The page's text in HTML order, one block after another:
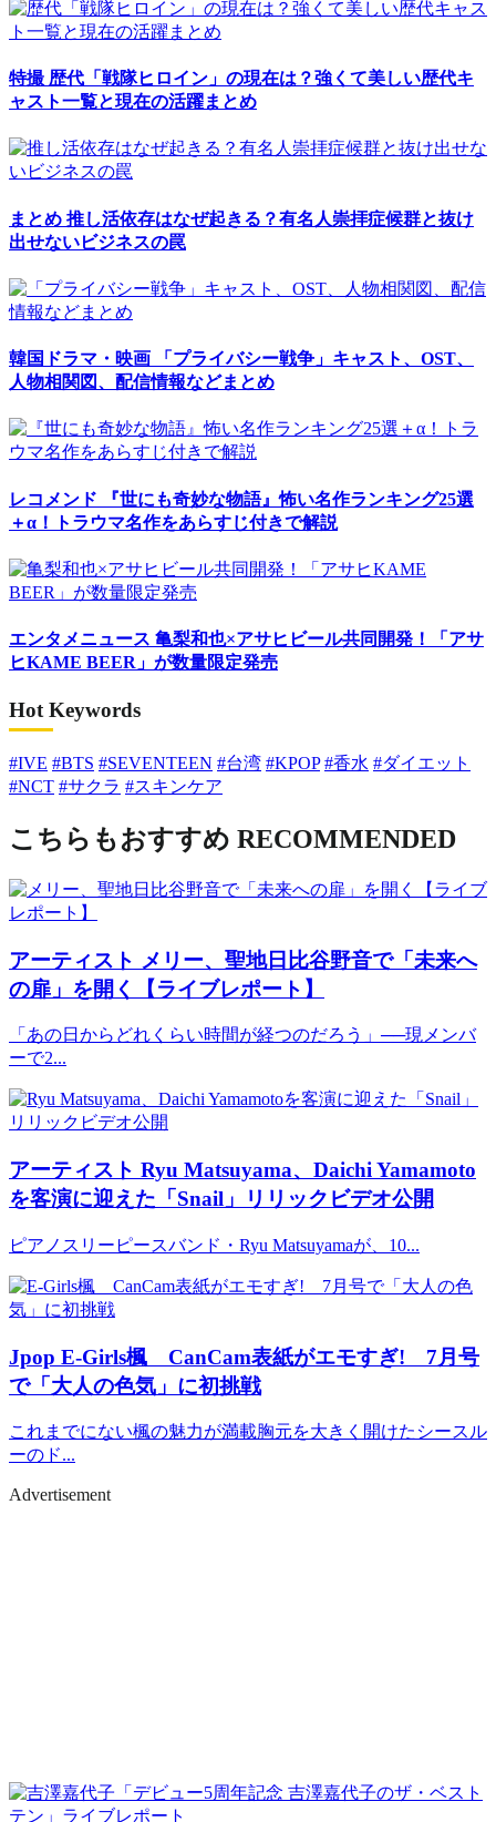
特撮 歴代「戦隊ヒロイン」の現在は？強くて美しい歴代キ
ャスト一覧と現在の活躍まとめ
まとめ 推し活依存はなぜ起きる？有名人崇拝症候群と抜け
出せないビジネスの罠
韓国ドラマ・映画 「プライバシー戦争」キャスト、OST、
人物相関図、配信情報などまとめ
レコメンド 『世にも奇妙な物語』怖い名作ランキング25選
＋α！トラウマ名作をあらすじ付きで解説
エンタメニュース 亀梨和也×アサヒビール共同開発！「アサ
ヒKAME BEER」が数量限定発売
Hot Keywords
#IVE #BTS #SEVENTEEN #台湾 #KPOP #香水 #ダイエット
#NCT #サクラ #スキンケア
こちらもおすすめ RECOMMENDED
アーティスト メリー、聖地日比谷野音で「未来へ
の扉」を開く【ライブレポート】
「あの日からどれくらい時間が経つのだろう」──現メンバ
ーで2...
アーティスト Ryu Matsuyama、Daichi Yamamoto
を客演に迎えた「Snail」リリックビデオ公開
ピアノスリーピースバンド・Ryu Matsuyamaが、10...
Jpop E-Girls楓 CanCam表紙がエモすぎ! 7月号
で「大人の色気」に初挑戦
これまでにない楓の魅力が満載胸元を大きく開けたシースル
ーのド...
Advertisement